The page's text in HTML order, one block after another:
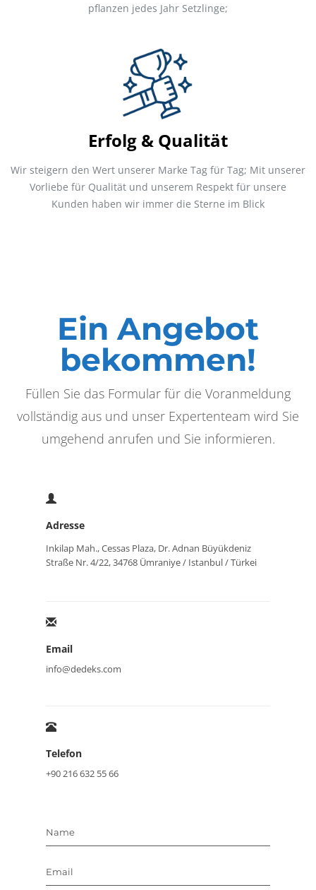
pflanzen jedes Jahr Setzlinge;
Erfolg & Qualität
Wir steigern den Wert unserer Marke Tag für Tag; Mit unserer
Vorliebe für Qualität und unserem Respekt für unsere
Kunden haben wir immer die Sterne im Blick
Ein Angebot
bekommen!
Füllen Sie das Formular für die Voranmeldung
vollständig aus und unser Expertenteam wird Sie
umgehend anrufen und Sie informieren.
Adresse
Inkilap Mah., Cessas Plaza, Dr. Adnan Büyükdeniz
Straße Nr. 4/22, 34768 Ümraniye / Istanbul / Türkei
Email
info@dedeks.com
Telefon
+90 216 632 55 66
Name
Email